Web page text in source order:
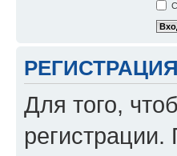
РЕГИСТРАЦИЯ
Для того,
регистрации.